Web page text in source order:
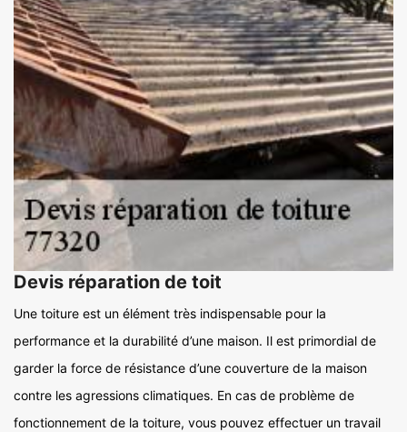
Devis réparation de toit
Une toiture est un élément très indispensable pour la
performance et la durabilité d’une maison. Il est primordial de
garder la force de résistance d’une couverture de la maison
contre les agressions climatiques. En cas de problème de
fonctionnement de la toiture, vous pouvez effectuer un travail